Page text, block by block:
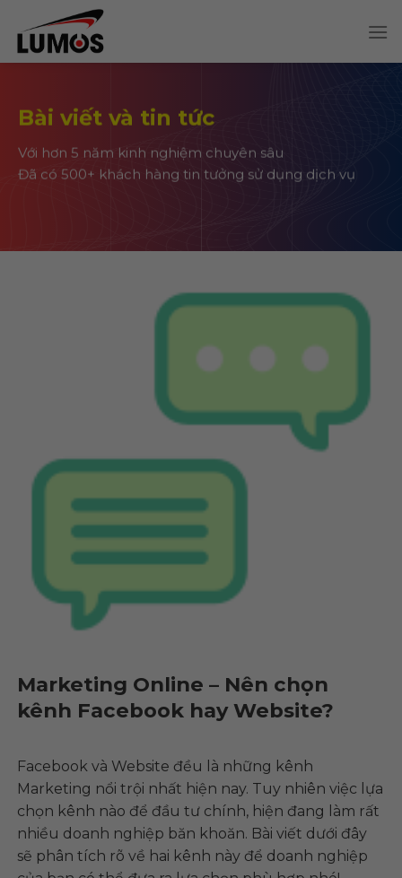
content
Bài viết và tin tức
Với hơn 5 năm kinh nghiệm chuyên sâu
Đã có 500+ khách hàng tin tưởng sử dụng dịch vụ
Marketing Online – Nên chọn
kênh Facebook hay Website?
Facebook và Website đều là những kênh
Marketing nổi trội nhất hiện nay. Tuy nhiên việc lựa
chọn kênh nào để đầu tư chính, hiện đang làm rất
nhiều doanh nghiệp băn khoăn. Bài viết dưới đây
sẽ phân tích rõ về hai kênh này để doanh nghiệp